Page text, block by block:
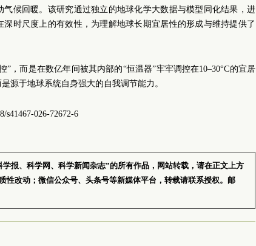
候回暖。该研究通过独立的地球化学大数据与模型同化结果，进
时尺度上的有效性，为理解地球长期宜居性的形成与维持提供了
”，而是在数亿年间被其内部的“恒温器”牢牢调控在10–30°C的宜居
源于地球系统自身强大的自我调节能力。
s41467-026-72672-6
报、科学网、科学新闻杂志”的所有作品，网站转载，请在正文上方
性改动；微信公众号、头条号等新媒体平台，转载请联系授权。邮